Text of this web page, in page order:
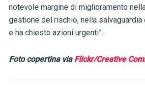
notevole margine di miglioramento
gestione del rischio, nella
e ha chiesto azioni urgenti”.
Foto copertina via Flickr/Creative